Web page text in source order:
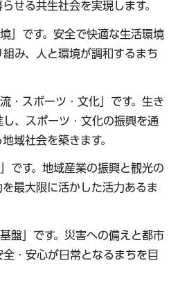
せる共生社会を実現します。
」です。安全で快適な生活環境
み、人と環境が調和するまち
・スポーツ・文化」です。生き
、スポーツ・文化の振興を通
域社会を築きます。
です。地域産業の振興と観光の
最大限に活かした活力あるま
盤」です。災害への備えと都市
・安心が日常となるまちを目